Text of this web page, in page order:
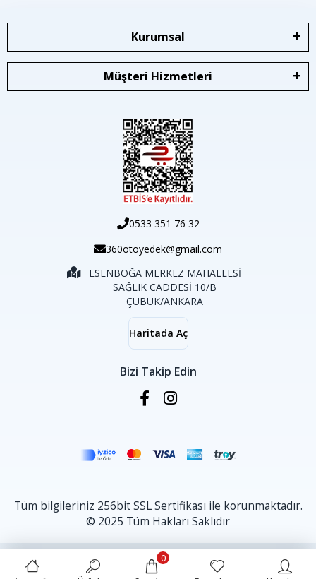
Kurumsal
Müşteri Hizmetleri
0533 351 76 32
360otoyedek@gmail.com
ESENBOĞA MERKEZ MAHALLESİ
SAĞLIK CADDESİ 10/B
ÇUBUK/ANKARA
Haritada Aç
Bizi Takip Edin
Tüm bilgileriniz 256bit SSL Sertifikası ile korunmaktadır.
© 2025 Tüm Hakları Saklıdır
0